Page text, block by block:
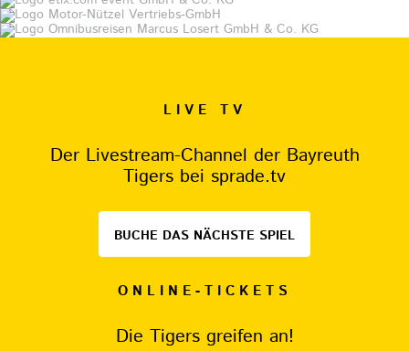
LIVE TV
Der Livestream-Channel der Bayreuth
Tigers bei sprade.tv
BUCHE DAS NÄCHSTE SPIEL
ONLINE-TICKETS
Die Tigers greifen an!